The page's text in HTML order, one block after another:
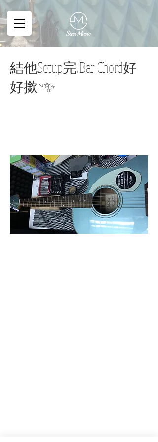
結他Setup完..Bar Chord好
好撳~✨